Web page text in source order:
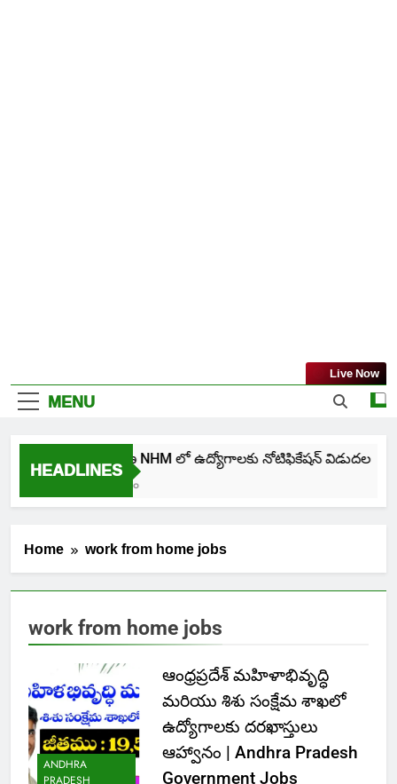
MENU
Live Now
HEADLINES
తెలంగాణ NHM లో ఉద్యోగాలకు నోటిఫికేషన్ విడుదల
Home work from home jobs
work from home jobs
ANDHRA
ఆంధ్రప్రదేశ్ మహిళాభివృద్ధి
మరియు శిశు సంక్షేమ శాఖలో
ఉద్యోగాలకు దరఖాస్తులు
ఆహ్వానం | Andhra Pradesh
Government Jobs